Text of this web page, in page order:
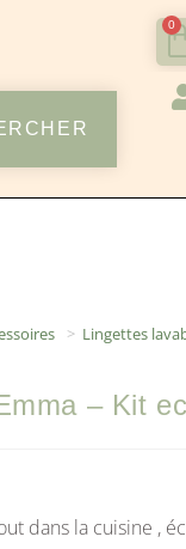
0
> Lingettes
– Kit
dans la cuisine ,